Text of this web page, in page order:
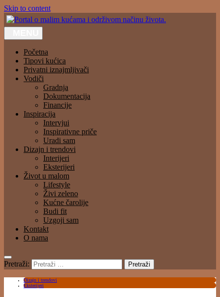
Skip to content
Početna
Tipovi kućica
Privatni iznajmljivači
Vodiči
Gradnja
Dokumentacija
Financije
Inspiracija
Intervjui
Inspirativne priče
Uradi sam
Dizajn i trendovi
Interijeri
Eksterijeri
Život u malom
Lifestyle
Živi zeleno
Kućne čarolije
Budi fit
Uzgoji sam
Kontakt
O nama
Pretraži:
Dizajn i trendovi
Eksterijeri